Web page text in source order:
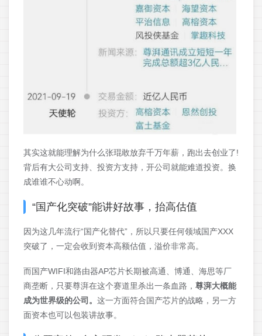
其实这就能理解为什么张琨敢放弃千万年薪，跑出去创业了!
背后有大公司支持、投资方支持，开公司就能难道投资。换
成谁谁不心动啊。
“国产化突破”能讲好故事，抬高估值
因为这几年流行“国产化替代”，所以只要任何领域国产XXX
突破了，一定会收到资本高额估值，溢价非常高。
而国产WIFI和路由器AP芯片长期被高通、博通、海思等厂
商垄断，只要尊湃在这个赛道里杀出一条血路， 尊湃大概能
成为世界级的公司。 这一方面符合国产芯片的战略，另一方
面资本也可以包装讲故事。